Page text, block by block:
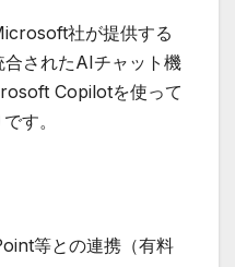
社が提供する
されたAIチャット機
Copilotを使って
す。
等との連携（有料